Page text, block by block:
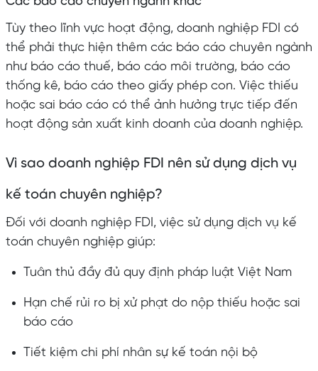
Tùy theo lĩnh vực hoạt động, doanh nghiệp FDI có
thể phải thực hiện thêm các báo cáo chuyên ngành
như báo cáo thuế, báo cáo môi trường, báo cáo
thống kê, báo cáo theo giấy phép con. Việc thiếu
hoặc sai báo cáo có thể ảnh hưởng trực tiếp đến
hoạt động sản xuất kinh doanh của doanh nghiệp.
Vì sao doanh nghiệp FDI nên sử dụng dịch vụ
kế toán chuyên nghiệp?
Đối với doanh nghiệp FDI, việc sử dụng dịch vụ kế
toán chuyên nghiệp giúp:
Tuân thủ đầy đủ quy định pháp luật Việt Nam
Hạn chế rủi ro bị xử phạt do nộp thiếu hoặc sai
báo cáo
Tiết kiệm chi phí nhân sự kế toán nội bộ